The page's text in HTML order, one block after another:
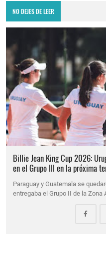
NO DEJES DE LEER
Billie Jean King Cup 2026:
en el Grupo III en la próxima
Paraguay y Guatemala se
entregaba el Grupo II de la Zona